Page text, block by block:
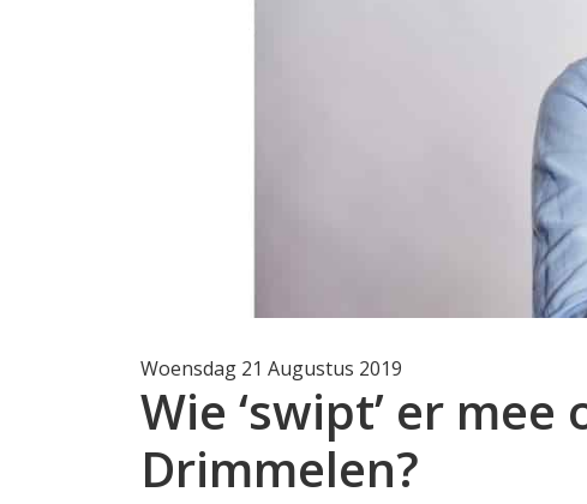
Woensdag 21 Augustus 2019
Wie ‘swipt’ er
Drimmelen?